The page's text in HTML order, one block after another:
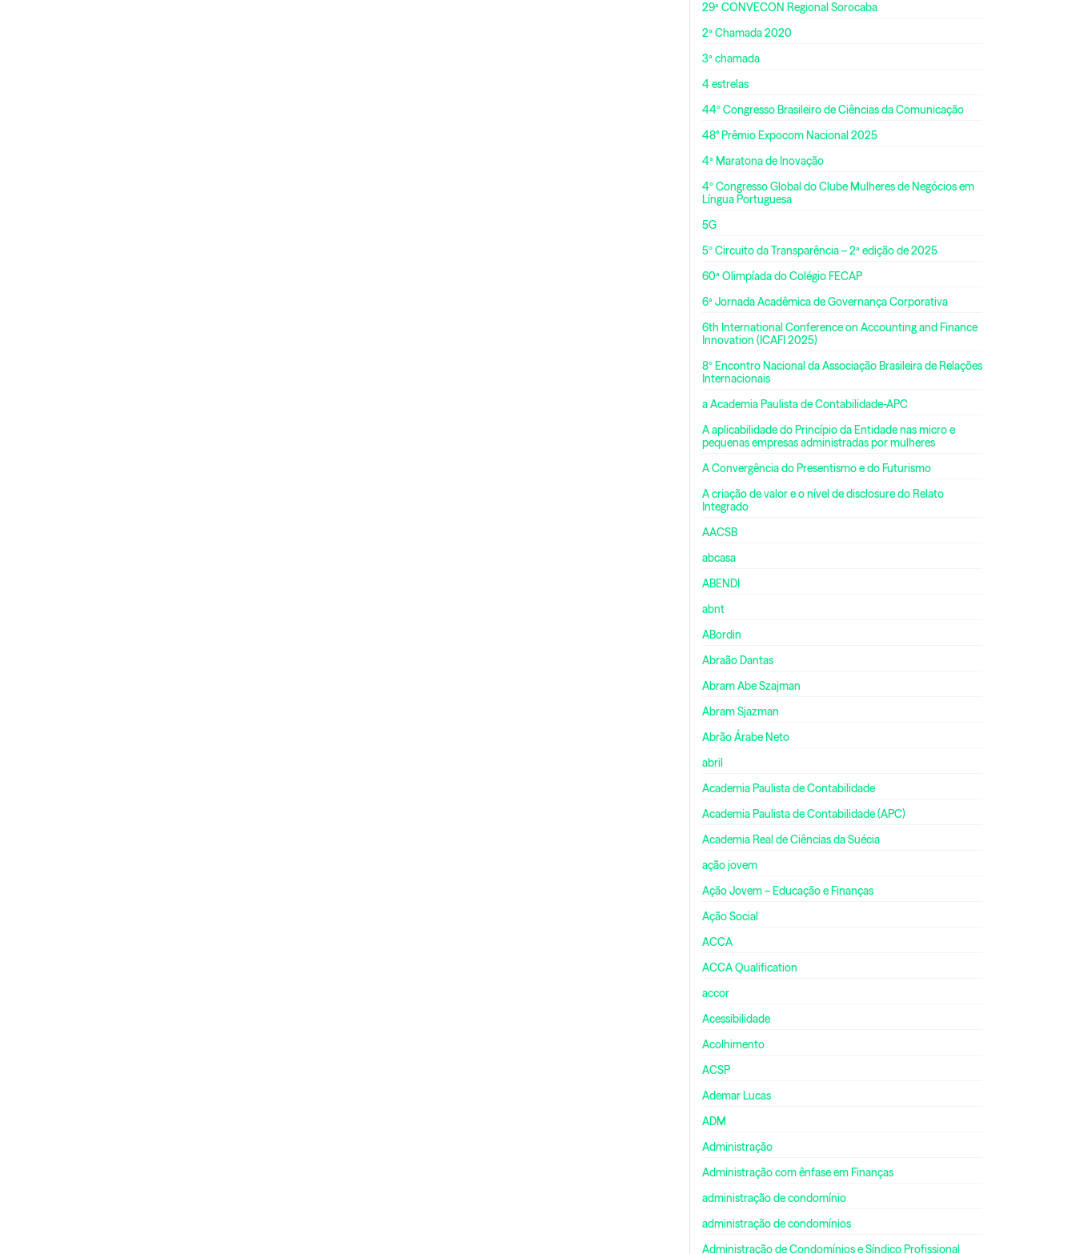
29ª CONVECON Regional Sorocaba
2ª Chamada 2020
3ª chamada
4 estrelas
44º Congresso Brasileiro de Ciências da Comunicação
48° Prêmio Expocom Nacional 2025
4ª Maratona de Inovação
4º Congresso Global do Clube Mulheres de Negócios em
Língua Portuguesa
5G
5º Circuito da Transparência – 2ª edição de 2025
60ª Olimpíada do Colégio FECAP
6ª Jornada Acadêmica de Governança Corporativa
6th International Conference on Accounting and Finance
Innovation (ICAFI 2025)
8º Encontro Nacional da Associação Brasileira de Relações
Internacionais
a Academia Paulista de Contabilidade-APC
A aplicabilidade do Princípio da Entidade nas micro e
pequenas empresas administradas por mulheres
A Convergência do Presentismo e do Futurismo
A criação de valor e o nível de disclosure do Relato
Integrado
AACSB
abcasa
ABENDI
abnt
ABordin
Abraão Dantas
Abram Abe Szajman
Abram Sjazman
Abrão Árabe Neto
abril
Academia Paulista de Contabilidade
Academia Paulista de Contabilidade (APC)
Academia Real de Ciências da Suécia
ação jovem
Ação Jovem – Educação e Finanças
Ação Social
ACCA
ACCA Qualification
accor
Acessibilidade
Acolhimento
ACSP
Ademar Lucas
ADM
Administração
Administração com ênfase em Finanças
administração de condomínio
administração de condomínios
Administração de Condomínios e Síndico Profissional